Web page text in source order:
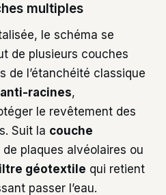
multiples
le schéma se
de plusieurs couches
de l’étanchéité classique
racines,
le revêtement des
Suit la couche
plaques alvéolaires ou
géotextile qui retient
passer l’eau.